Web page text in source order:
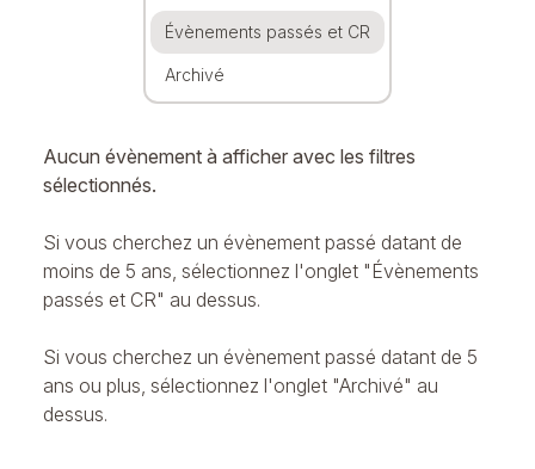
Évènements passés et CR
Archivé
Aucun évènement à afficher avec les filtres
sélectionnés.
Si vous cherchez un évènement passé datant de
moins de 5 ans, sélectionnez l'onglet "Évènements
passés et CR" au dessus.
Si vous cherchez un évènement passé datant de 5
ans ou plus, sélectionnez l'onglet "Archivé" au
dessus.